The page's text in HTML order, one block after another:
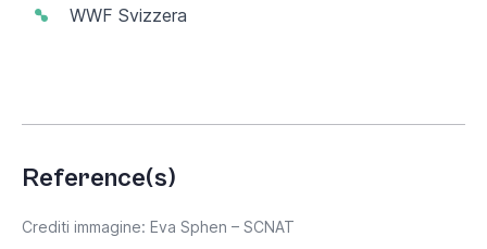
WWF Svizzera
Reference(s)
Crediti immagine: Eva Sphen – SCNAT